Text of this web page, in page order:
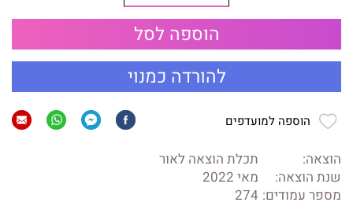
הוספה לסל
להורדה כמנוי
הוספה למועדפים
הוצאה:
תכלת הוצאה לאור
שנת הוצאה:
מאי 2022
מספר עמודים: 274